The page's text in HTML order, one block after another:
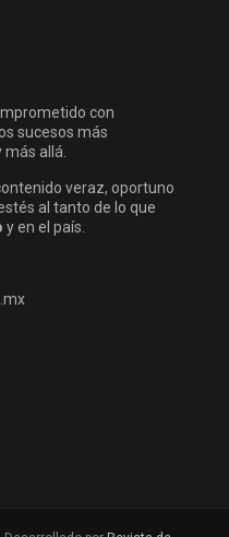
con
sucesos más
allá.
veraz, oportuno
al tanto de lo que
y en el país.